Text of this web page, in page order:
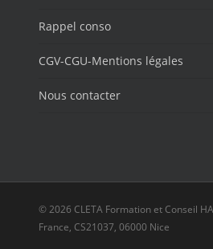
Rappel conso
CGV-CGU-Mentions légales
Nous contacter
© 2026 CLETA Formation et Conseil
France, CS21037, 06000 Nice